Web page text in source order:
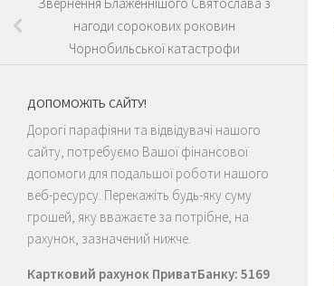
Звернення Блаженнішого Святослава з
нагоди сорокових роковин
Чорнобильської катастрофи
ДОПОМОЖІТЬ САЙТУ!
Дорогі парафіяни та відвідувачі нашого
сайту, потребуємо Вашої фінансової
допомоги для подальшої роботи нашого
веб-ресурсу. Перекажіть будь-яку суму
грошей, яку вважаєте за потрібне, на
рахунок, зазначений нижче.
Картковий рахунок ПриватБанку: 5169